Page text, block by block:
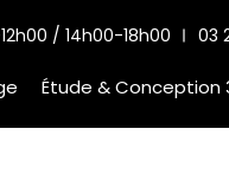
/ 14h00-18h00 03
Étude & Conception